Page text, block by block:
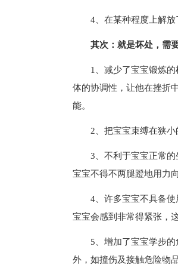
4、在某种程度上解放
其次：就是坏处，需
1、减少了宝宝锻炼
体的协调性，让他在挫折
能。
2、把宝宝束缚在狭
3、不利于宝宝正常
宝宝不得不两腿蹬地用力
4、许多宝宝不具备
宝宝会感到非常得紧张，
5、增加了宝宝学步
外，如撞伤及接触危险物品